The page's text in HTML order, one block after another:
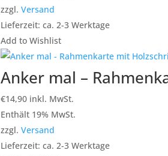
zzgl.Versand
Lieferzeit: ca. 2-3 Werktage
Add to Wishlist
Anker mal –
€14,90 inkl. MwSt.
Enthält 19% MwSt.
zzgl.Versand
Lieferzeit: ca. 2-3 Werktage